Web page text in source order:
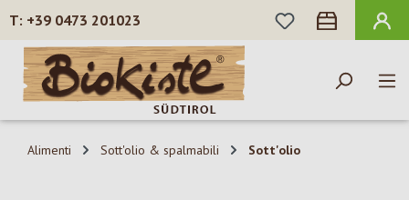
Passa al contenuto principale
+39 0473 201023
HAI 0 ARTICOLI
Alimenti Sott'olio & spalmabili Sott'olio